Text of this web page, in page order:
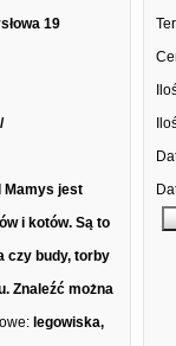
19
Mamys jest
i kotów. Są to
czy budy, torby
Znaleźć można
legowiska,